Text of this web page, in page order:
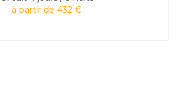
à partir de 432 €